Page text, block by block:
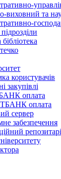
виховний та
користувачів
закупівлі
оплата
оплата
сервер
забезпечення